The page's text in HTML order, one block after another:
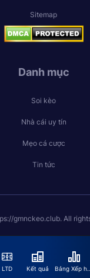
LTD Kết quả Bảng Xếp hạng
Sitemap
Danh mục
Soi kèo
Nhà cái uy tín
Mẹo cá cược
Tin tức
gmnckeo.club. All